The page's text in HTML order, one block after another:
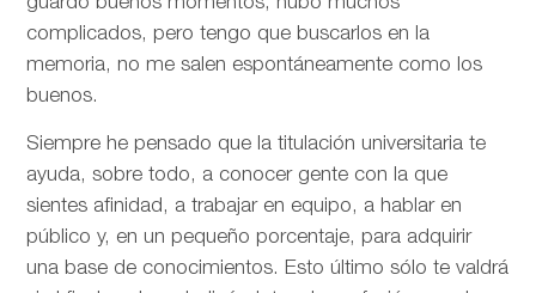
complicados, pero tengo que buscarlos en la
memoria, no me salen espontáneamente como los
buenos.
Siempre he pensado que la titulación universitaria te
ayuda, sobre todo, a conocer gente con la que
sientes afinidad, a trabajar en equipo, a hablar en
público y, en un pequeño porcentaje, para adquirir
una base de conocimientos. Esto último sólo te valdrá